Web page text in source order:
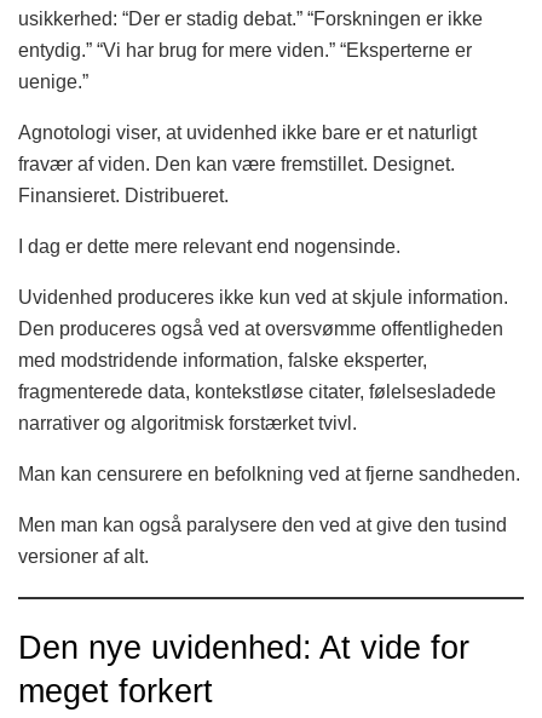
usikkerhed: “Der er stadig debat.” “Forskningen er ikke
entydig.” “Vi har brug for mere viden.” “Eksperterne er
uenige.”
Agnotologi viser, at uvidenhed ikke bare er et naturligt
fravær af viden. Den kan være fremstillet. Designet.
Finansieret. Distribueret.
I dag er dette mere relevant end nogensinde.
Uvidenhed produceres ikke kun ved at skjule information.
Den produceres også ved at oversvømme offentligheden
med modstridende information, falske eksperter,
fragmenterede data, kontekstløse citater, følelsesladede
narrativer og algoritmisk forstærket tvivl.
Man kan censurere en befolkning ved at fjerne sandheden.
Men man kan også paralysere den ved at give den tusind
versioner af alt.
Den nye uvidenhed: At vide for
meget forkert